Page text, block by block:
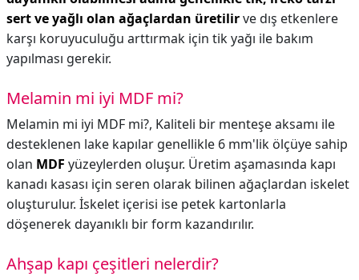
sert ve yağlı olan ağaçlardan üretilirve dış etkenlere
karşı koruyuculuğu arttırmak için tik yağı ile bakım
yapılması gerekir.
Melamin mi iyi MDF mi?
Melamin mi iyi MDF mi?, Kaliteli bir menteşe aksamı ile
desteklenen lake kapılar genellikle 6 mm'lik ölçüye sahip
olan MDF yüzeylerden oluşur. Üretim aşamasında kapı
kanadı kasası için seren olarak bilinen ağaçlardan iskelet
oluşturulur. İskelet içerisi ise petek kartonlarla
döşenerek dayanıklı bir form kazandırılır.
Ahşap kapı çeşitleri nelerdir?